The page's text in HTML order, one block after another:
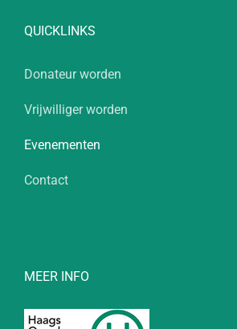
QUICKLINKS
Donateur worden
Vrijwilliger worden
Evenementen
Contact
MEER INFO